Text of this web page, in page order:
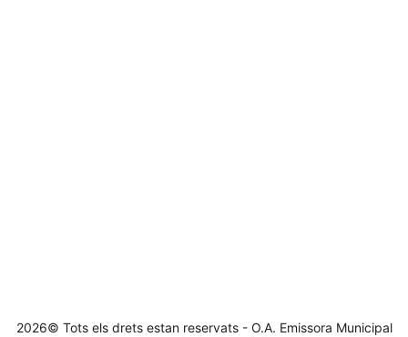
2026© Tots els drets estan reservats - O.A. Emissora Municipal